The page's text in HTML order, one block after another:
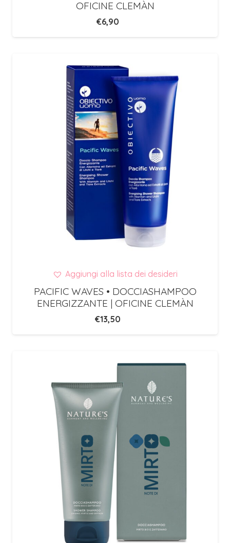
OFICINE CLEMÀN
€6,90
Aggiungi alla lista dei desideri
PACIFIC WAVES • DOCCIASHAMPOO
ENERGIZZANTE | OFICINE CLEMÀN
€13,50